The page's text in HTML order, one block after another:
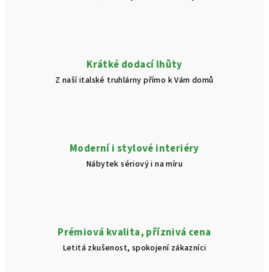
Krátké dodací lhůty
Z naší italské truhlárny přímo k Vám domů
Moderní i stylové interiéry
Nábytek sériový i na míru
Prémiová kvalita, příznivá cena
Letitá zkušenost, spokojení zákazníci